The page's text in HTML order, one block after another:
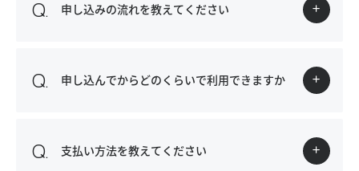
申し込みの流れを教えてください
申し込んでからどのくらいで利用できますか
支払い方法を教えてください